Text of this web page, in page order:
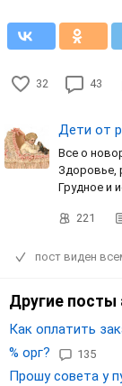
32 43
Дети от
Все о
Здоровье,
Грудное и
221
пост виден
Как оплатить
% орг? 135
Прошу совета у